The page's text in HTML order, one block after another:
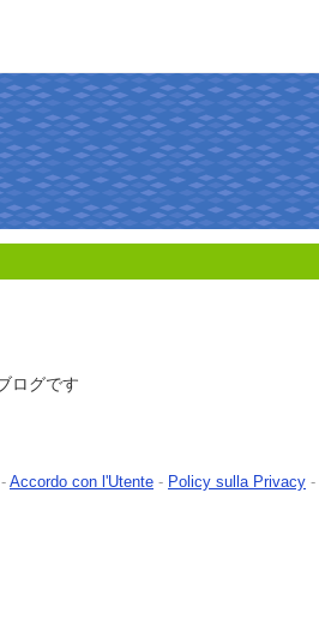
ログです
- Accordo con l'Utente - Policy sulla Privacy -